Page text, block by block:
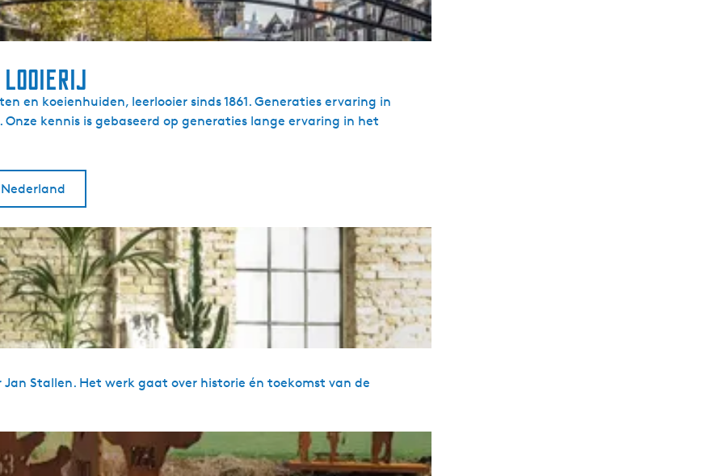
looierij
en koeienhuiden, leerlooier sinds 1861. Generaties ervaring in
kennis is gebaseerd op generaties lange ervaring in het
Stallen. Het werk gaat over historie én toekomst van de